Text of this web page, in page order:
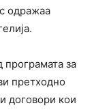
одражаа
програмата за
претходно
договори кои